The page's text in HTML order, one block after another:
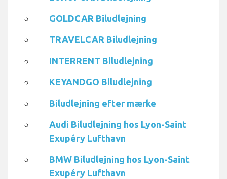
GOLDCAR Biludlejning
TRAVELCAR Biludlejning
INTERRENT Biludlejning
KEYANDGO Biludlejning
Biludlejning efter mærke
Audi Biludlejning hos Lyon-Saint
Exupéry Lufthavn
BMW Biludlejning hos Lyon-Saint
Exupéry Lufthavn